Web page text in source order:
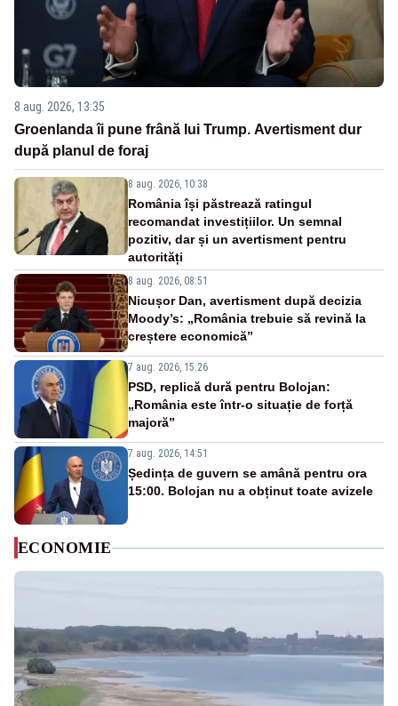
8 aug. 2026, 13:35
Groenlanda îi pune frână lui Trump. Avertisment dur
după planul de foraj
8 aug. 2026, 10:38
România își păstrează ratingul
recomandat investițiilor. Un semnal
pozitiv, dar și un avertisment pentru
autorități
8 aug. 2026, 08:51
Nicușor Dan, avertisment după decizia
Moody’s: „România trebuie să revină la
creștere economică”
7 aug. 2026, 15:26
PSD, replică dură pentru Bolojan:
„România este într-o situație de forță
majoră”
7 aug. 2026, 14:51
Ședința de guvern se amână pentru ora
15:00. Bolojan nu a obținut toate avizele
ECONOMIE